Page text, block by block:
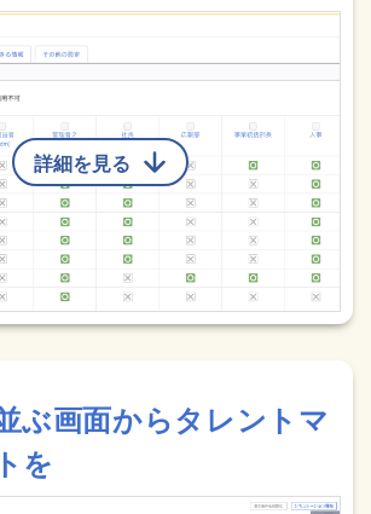
詳細を見る
ぶ画面からタレントマ
を